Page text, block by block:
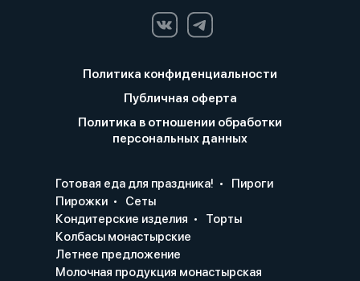
Политика конфиденциальности
Публичная оферта
Политика в отношении обработки
персональных данных
Готовая еда для праздника!
Пироги
Пирожки
Сеты
Кондитерские изделия
Торты
Колбасы монастырские
Летнее предложение
Молочная продукция монастырская